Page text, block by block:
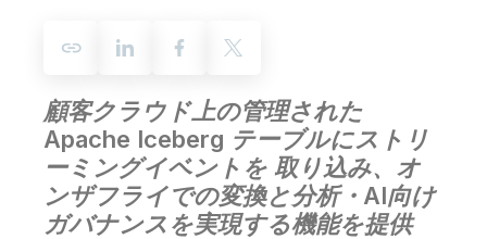
コミュニティ
カスタマーサポート
カスタマーポータル
初期トレーニング
製品関連
企業情報
採用情報
ニュースルーム
事業所 / 連絡先
Back
Qlik
テクノロジーパートナーとの連携
データ分析と AI
すべての製品
適切なデータ統合プランで、信頼できるデータを迅速に提供し、よりスマー
データ分析の価格
適切なデータ分析プランで、より優れたインサイトを獲得し、ビジネス成果
の達成をサポートします。
イベント / Web セミナー
リソースライブラリ
コミュニティ
顧客クラウド上の管理された
Apache Iceberg テーブルにストリ
ーミングイベントを 取り込み、オ
ンザフライでの変換と分析・AI向け
ガバナンスを実現する機能を提供